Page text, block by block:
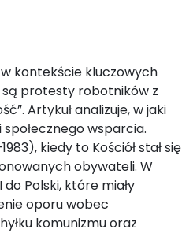
kontekście kluczowych
są protesty robotników z
Artykuł analizuje, w jaki
wsparcia.
kiedy to Kościół stał się
obywateli. W
Polski, które miały
oporu wobec
komunizmu oraz